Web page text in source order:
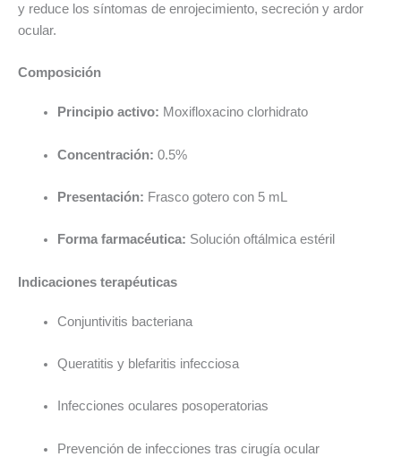
y reduce los síntomas de enrojecimiento, secreción y ardor
ocular.
Composición
Principio activo: Moxifloxacino clorhidrato
Concentración: 0.5%
Presentación: Frasco gotero con 5 mL
Forma farmacéutica: Solución oftálmica estéril
Indicaciones terapéuticas
Conjuntivitis bacteriana
Queratitis y blefaritis infecciosa
Infecciones oculares posoperatorias
Prevención de infecciones tras cirugía ocular